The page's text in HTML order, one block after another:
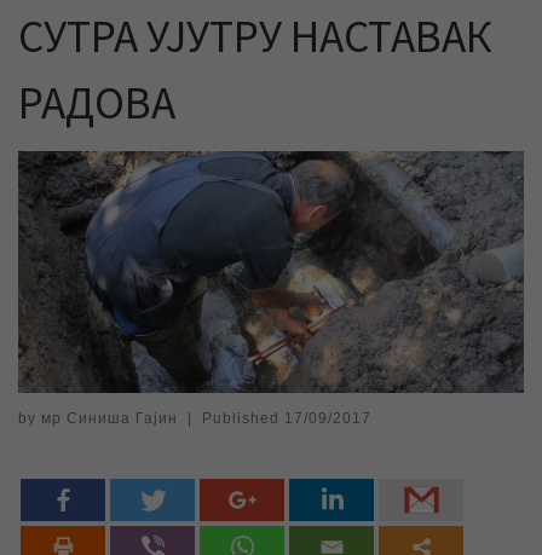
СУТРА УЈУТРУ НАСТАВАК
РАДОВА
by мр Синиша Гајин Published 17/09/2017